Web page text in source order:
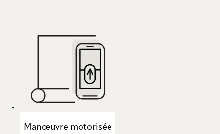
Manœuvre motorisée